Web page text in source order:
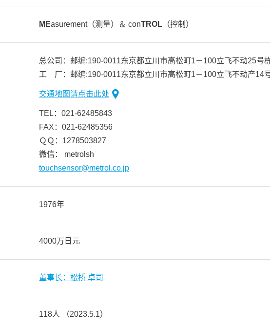
MEasurement（测量）＆ conTROL （控制）
总公司：邮编:190-0011东京都立川市高松町1－100立飞不动25号
工 厂：邮编:190-0011东京都立川市高松町1－100立飞不动产14
交通地图请点击此处
TEL：021-62485843
FAX：021-62485356
ＱＱ：1278503827
微信： metrolsh
touchsensor@metrol.co.jp
1976年
4000万日元
董事长：松桥 卓司
118人 （2023.5.1）